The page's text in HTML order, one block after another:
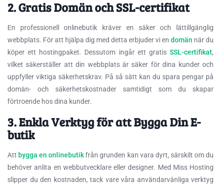
2. Gratis Domän och SSL-certifikat
En professionell onlinebutik kräver en säker och lättillgänglig
webbplats. För att hjälpa dig med detta erbjuder vi en domän när du
köper ett hostingpaket. Dessutom ingår ett gratis SSL-certifikat,
vilket säkerställer att din webbplats är säker för dina kunder och
uppfyller viktiga säkerhetskrav. På så sätt kan du spara pengar på
domän- och säkerhetskostnader samtidigt som du skapar
förtroende hos dina kunder.
3. Enkla Verktyg för att Bygga Din E-
butik
Att bygga en onlinebutikfrån grunden kan vara dyrt, särskilt om du
behöver anlita en webbutvecklare eller designer. Med Miss Hosting
slipper du den kostnaden, tack vare våra användarvänliga verktyg